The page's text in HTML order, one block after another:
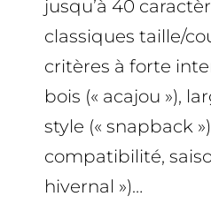
jusqu’à 40
classiques taille/
critères à forte
bois (« acajou »),
style (« snapback
compatibilité,
hivernal »)…